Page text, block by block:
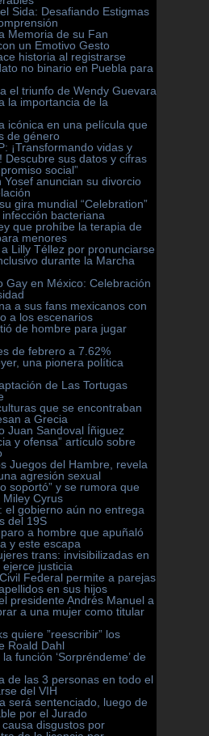
Sida: Desafiando Estigmas
Memoria de su Fan
un Emotivo Gesto
historia al registrarse
no binario en Puebla para
el triunfo de Wendy Guevara
la importancia de la
icónica en una película que
de género
¡Transformando vidas y
Descubre sus datos y cifras
social”
Yosef anuncian su divorcio
gira mundial “Celebration”
bacteriana
que prohíbe la terapia de
menores
Lilly Téllez por pronunciarse
durante la Marcha
Gay en México: Celebración
a sus fans mexicanos con
a los escenarios
de hombre para jugar
de febrero a 7.62%
una pionera política
de Las Tortugas
que se encontraban
a Grecia
Juan Sandoval Íñiguez
y ofensa” artículo sobre
Juegos del Hambre, revela
agresión sexual
soportó” y se rumora que
Cyrus
el gobierno aún no entrega
del 19S
a hombre que apuñaló
y este escapa
trans: invisibilizadas en
justicia
Federal permite a parejas
en sus hijos
presidente Andrés Manuel a
a una mujer como titular
quiere ”reescribir” los
Roald Dahl
función ‘Sorpréndeme’ de
de las 3 personas en todo el
del VIH
será sentenciado, luego de
por el Jurado
disgustos por